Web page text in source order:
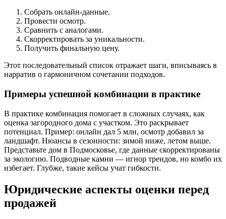
Собрать онлайн-данные.
Провести осмотр.
Сравнить с аналогами.
Скорректировать за уникальности.
Получить финальную цену.
Этот последовательный список отражает шаги, вписываясь в
нарратив о гармоничном сочетании подходов.
Примеры успешной комбинации в практике
В практике комбинация помогает в сложных случаях, как
оценка загородного дома с участком. Это раскрывает
потенциал. Пример: онлайн дал 5 млн, осмотр добавил за
ландшафт. Нюансы в сезонности: зимой ниже, летом выше.
Представьте дом в Подмосковье, где данные скорректированы
за экологию. Подводные камни — игнор трендов, но комбо их
избегает. Глубже, такие кейсы учат гибкости.
Юридические аспекты оценки перед
продажей